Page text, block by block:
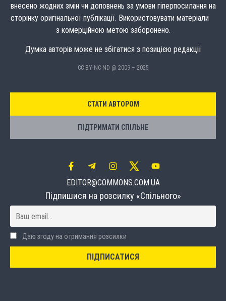
внесено жодних змін чи доповнень за умови гіперпосилання на
сторінку оригінальної публікації. Використовувати матеріали
з комерційною метою заборонено.
Думка авторів може не збігатися з позицією редакції
CC BY-NC-ND @ 2009 – 2025
СТАТИ АВТОРОМ
ПІДТРИМАТИ СПІЛЬНЕ
EDITOR@COMMONS.COM.UA
Підпишися на розсилку «Спільного»
Даю згоду на отримання розсилки